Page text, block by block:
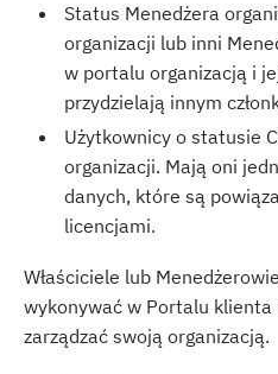
Status Menedżera
organizacji lub inni
w portalu organizacją i
przydzielają innym
Użytkownicy o statusie
organizacji. Mają oni
danych, które są
licencjami.
Właściciele lub
wykonywać w Portalu klienta
zarządzać swoją organizacją.